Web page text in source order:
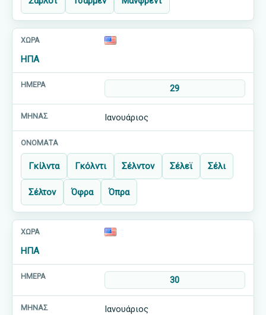
ΗΠΑ
29
Ιανουάριος
Γκίλντα Γκόλντι Σέλντον Σέλεϊ Σέλι
Σέλτον Όφρα Όπρα
ΗΠΑ
30
Ιανουάριος